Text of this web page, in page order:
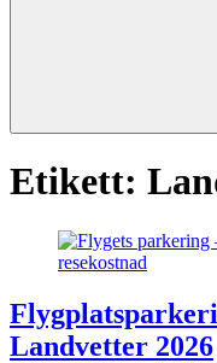
Etikett:
Landvetter 2026